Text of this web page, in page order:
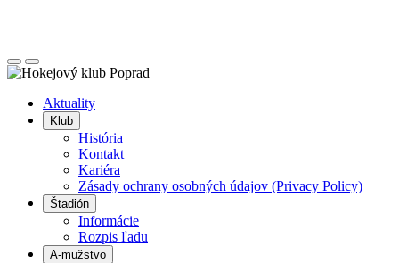
Posunúť
doľava
Posunúť
doprava
Aktuality
Klub
História
Kontakt
Kariéra
Zásady ochrany osobných údajov (Privacy Policy)
Štadión
Informácie
Rozpis ľadu
A-mužstvo